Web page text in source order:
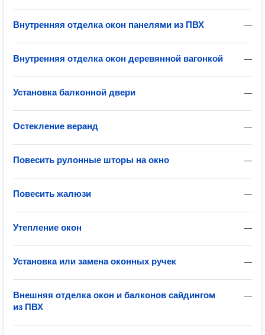
—
Внутренняя отделка окон панелями из ПВХ
—
Внутренняя отделка окон деревянной вагонкой
—
Установка балконной двери
—
Остекление веранд
—
Повесить рулонные шторы на окно
—
Повесить жалюзи
—
Утепление окон
—
Установка или замена оконных ручек
—
Внешняя отделка окон и балконов сайдингом
из ПВХ